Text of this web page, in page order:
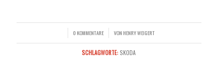
0 KOMMENTARE
/ VON HENRY WEIGERT
SCHLAGWORTE: SKODA